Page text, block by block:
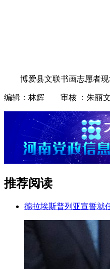
博爱县文联书画志愿者
编辑：林辉 审核 ：朱丽文
推荐阅读
德拉埃斯普列亚宣誓就